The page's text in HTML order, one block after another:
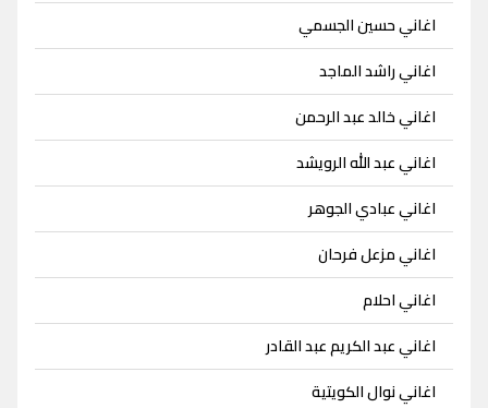
اغاني حسين الجسمي
اغاني راشد الماجد
اغاني خالد عبد الرحمن
اغاني عبد الله الرويشد
اغاني عبادي الجوهر
اغاني مزعل فرحان
اغاني احلام
اغاني عبد الكريم عبد القادر
اغاني نوال الكويتية